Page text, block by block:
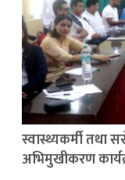
स्वास्थ्यकर्मी तथा
अभिमुखीकरण